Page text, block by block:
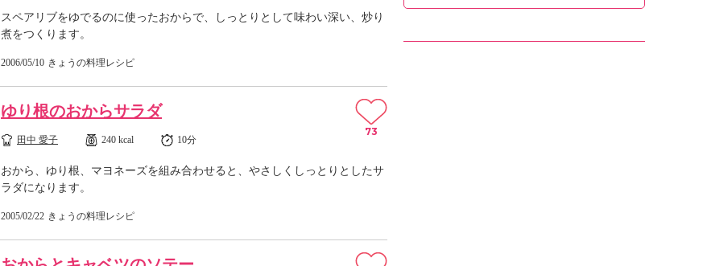
スペアリブをゆでるのに使ったおからで、しっとりとして味わい深い、炒り
煮をつくります。
2006/05/10 きょうの料理レシピ
ゆり根のおからサラダ
田中 愛子 240 kcal 10分
おから、ゆり根、マヨネーズを組み合わせると、やさしくしっとりとしたサ
ラダになります。
2005/02/22 きょうの料理レシピ
73